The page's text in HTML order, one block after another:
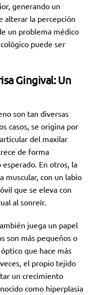
generando un
alterar la percepción
un problema médico
puede ser
Gingival: Un
son tan diversas
casos, se origina por
del maxilar
de forma
En otros, la
muscular, con un labio
que se eleva con
al sonreír.
juega un papel
son más pequeños o
que hace más
el propio tejido
un crecimiento
como hiperplasia